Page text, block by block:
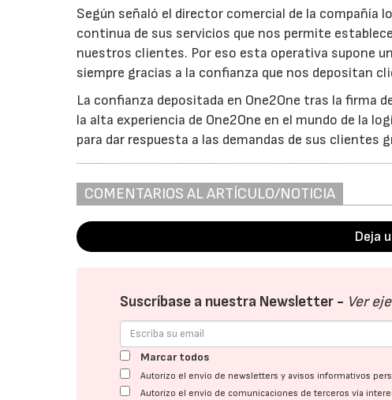
Según señaló el director comercial de la compañía
continua de sus servicios que nos permite
nuestros clientes. Por eso esta operativa supone
siempre gracias a la confianza que nos depositan
La confianza depositada en One2One tras la firma
la alta experiencia de One2One en el mundo de la
para dar respuesta a las demandas de sus
COMENTARIOS AL ARTÍCULO/NOTICIA
Deja
Suscríbase a nuestra Newsletter - Ver
Marcar todos
Autorizo el envío de newsletters y avisos informativos
Autorizo el envío de comunicaciones de terceros vía